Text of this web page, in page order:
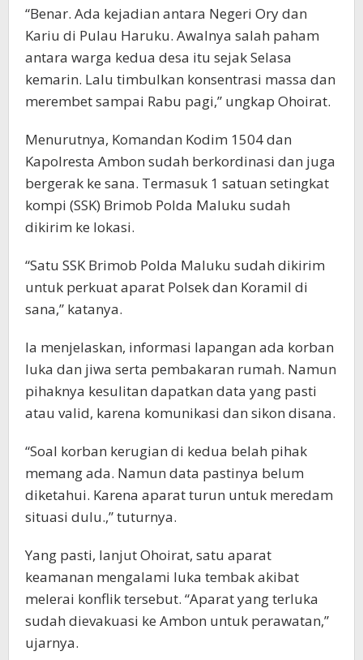
“Benar. Ada kejadian antara Negeri Ory dan
Kariu di Pulau Haruku. Awalnya salah paham
antara warga kedua desa itu sejak Selasa
kemarin. Lalu timbulkan konsentrasi massa dan
merembet sampai Rabu pagi,” ungkap Ohoirat.
Menurutnya, Komandan Kodim 1504 dan
Kapolresta Ambon sudah berkordinasi dan juga
bergerak ke sana. Termasuk 1 satuan setingkat
kompi (SSK) Brimob Polda Maluku sudah
dikirim ke lokasi.
“Satu SSK Brimob Polda Maluku sudah dikirim
untuk perkuat aparat Polsek dan Koramil di
sana,” katanya.
Ia menjelaskan, informasi lapangan ada korban
luka dan jiwa serta pembakaran rumah. Namun
pihaknya kesulitan dapatkan data yang pasti
atau valid, karena komunikasi dan sikon disana.
“Soal korban kerugian di kedua belah pihak
memang ada. Namun data pastinya belum
diketahui. Karena aparat turun untuk meredam
situasi dulu.,” tuturnya.
Yang pasti, lanjut Ohoirat, satu aparat
keamanan mengalami luka tembak akibat
melerai konflik tersebut. “Aparat yang terluka
sudah dievakuasi ke Ambon untuk perawatan,”
ujarnya.